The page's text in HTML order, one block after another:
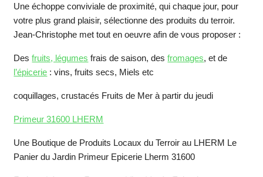
Une échoppe conviviale de proximité, qui chaque jour, pour
votre plus grand plaisir, sélectionne des produits du terroir.
Jean-Christophe met tout en oeuvre afin de vous proposer :
Desfruits, légumes frais de saison, desfromages, et de
l’épicerie : vins, fruits secs, Miels etc
coquillages, crustacés Fruits de Mer à partir du jeudi
Primeur 31600 LHERM
Une Boutique de Produits Locaux du Terroir au LHERM Le
Panier du Jardin Primeur Epicerie Lherm 31600